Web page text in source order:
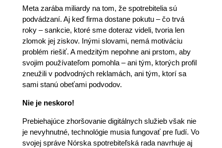
Meta zarába miliardy na tom, že spotrebitelia sú
podvádzaní. Aj keď firma dostane pokutu – čo trvá
roky – sankcie, ktoré sme doteraz videli, tvoria len
zlomok jej ziskov. Inými slovami, nemá motiváciu
problém riešiť. A medzitým nepohne ani prstom, aby
svojim používateľom pomohla – ani tým, ktorých profil
zneužili v podvodných reklamách, ani tým, ktorí sa
sami stanú obeťami podvodov.
Nie je neskoro!
Prebiehajúce zhoršovanie digitálnych služieb však nie
je nevyhnutné, technológie musia fungovať pre ľudí. Vo
svojej správe Nórska spotrebiteľská rada navrhuje aj